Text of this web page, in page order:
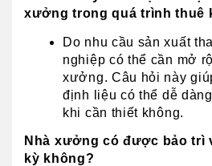
xưởng trong quá trình thuê
Do nhu cầu sản xuất
nghiệp có thể cần mở
xưởng. Câu hỏi này
định liệu có thể dễ
khi cần thiết không.
Nhà xưởng có được bảo trì
kỳ không?